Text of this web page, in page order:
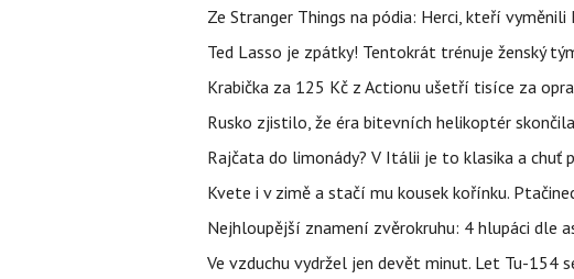
Ze Stranger Things na pódia: Herci, kteří
Ted Lasso je zpátky! Tentokrát trénuje ženský
Krabička za 125 Kč z Actionu ušetří tisíce za
Rusko zjistilo, že éra bitevních helikoptér
Rajčata do limonády? V Itálii je to klasika a
Kvete i v zimě a stačí mu kousek kořínku.
Nejhloupější znamení zvěrokruhu: 4 hlupáci dle
Ve vzduchu vydržel jen devět minut. Let Tu-154